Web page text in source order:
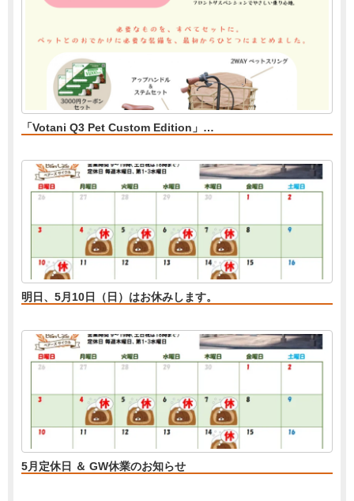
「Votani Q3 Pet Custom Edition」…
明日、5月10日（日）はお休みします。
5月定休日 ＆ GW休業のお知らせ